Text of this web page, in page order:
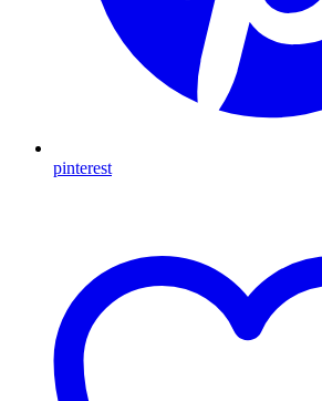
pinterest